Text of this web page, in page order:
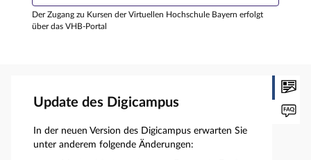
Der Zugang zu Kursen der Virtuellen Hochschule Bayern erfolgt
über das VHB-Portal
Update des Digicampus
In der neuen Version des Digicampus erwarten Sie
unter anderem folgende Änderungen: